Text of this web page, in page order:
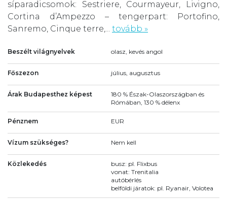
síparadicsomok: Sestriere, Courmayeur, Livigno,
Cortina d’Ampezzo – tengerpart: Portofino,
Sanremo, Cinque terre,... tovább »
Beszélt világnyelvek olasz, kevés angol
Főszezon július, augusztus
Árak Budapesthez képest
180 % Észak-Olaszországban és
Rómában, 130 % délenx
Pénznem EUR
Vízum szükséges? Nem kell
Közlekedés
busz: pl. Flixbus
vonat: Trenitalia
autóbérlés
belföldi járatok: pl. Ryanair, Volotea